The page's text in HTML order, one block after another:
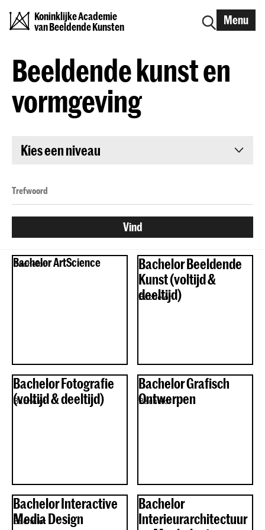
Koninklijke Academie
van Beeldende Kunsten
Menu
Beeldende kunst en
vormgeving
Kies een niveau
Bachelor ArtScience
Bachelor
Bachelor Beeldende
Kunst (voltijd &
deeltijd)
Bachelor
Bachelor Fotografie
(voltijd & deeltijd)
Bachelor
Bachelor Grafisch
Ontwerpen
Bachelor
Bachelor Interactive
Media Design
Bachelor
Bachelor
Interieurarchitectuur